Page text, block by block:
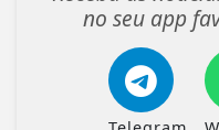
no seu app